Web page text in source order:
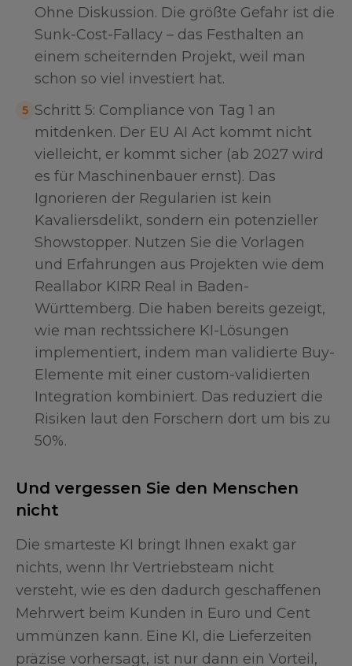
Ohne Diskussion. Die größte Gefahr ist die
Sunk-Cost-Fallacy – das Festhalten an
einem scheiternden Projekt, weil man
schon so viel investiert hat.
5 Schritt 5: Compliance von Tag 1 an
mitdenken. Der EU AI Act kommt nicht
vielleicht, er kommt sicher (ab 2027 wird
es für Maschinenbauer ernst). Das
Ignorieren der Regularien ist kein
Kavaliersdelikt, sondern ein potenzieller
Showstopper. Nutzen Sie die Vorlagen
und Erfahrungen aus Projekten wie dem
Reallabor KIRR Real in Baden-
Württemberg. Die haben bereits gezeigt,
wie man rechtssichere KI-Lösungen
implementiert, indem man validierte Buy-
Elemente mit einer custom-validierten
Integration kombiniert. Das reduziert die
Risiken laut den Forschern dort um bis zu
50%.
Und vergessen Sie den Menschen
nicht
Die smarteste KI bringt Ihnen exakt gar
nichts, wenn Ihr Vertriebsteam nicht
versteht, wie es den dadurch geschaffenen
Mehrwert beim Kunden in Euro und Cent
ummünzen kann. Eine KI, die Lieferzeiten
präzise vorhersagt, ist nur dann ein Vorteil,